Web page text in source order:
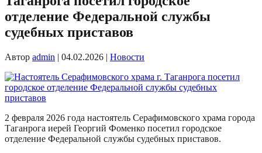
отделение Федеральной службы
судебных приставов
Автор admin | 04.02.2026 | Новости
2 февраля 2026 года настоятель Серафимовского храма города
Таганрога иерей Георгий Фоменко посетил городское
отделение Федеральной службы судебных приставов.